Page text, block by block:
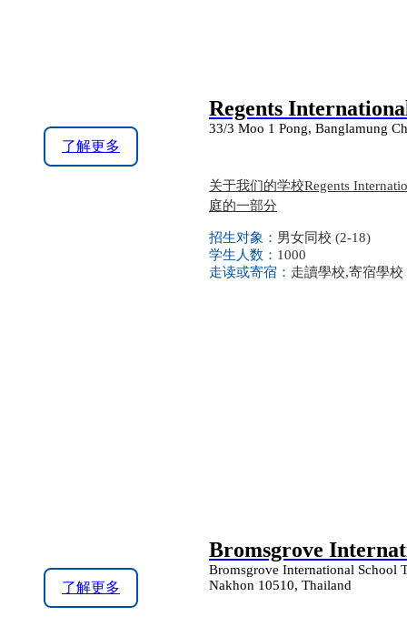
了解更多
Regents
33/3 Moo 1 Pong, Banglamung
关于我们的学校Regents
庭的一部分
招生对象： 男女同校 (2-18)
学生人数： 1000
走读或寄宿： 走讀學校,寄宿學校
了解更多
Bromsgrove
Bromsgrove International School
Nakhon 10510, Thailand